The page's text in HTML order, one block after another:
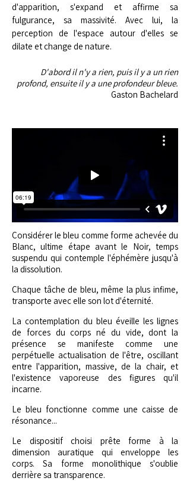
d'apparition, s'expand et affirme sa
fulgurance, sa massivité. Avec lui, la
perception de l'espace autour d'elles se
dilate et change de nature.
D'abord il n'y a rien, puis il y a un rien
profond, ensuite il y a une profondeur bleue.
Gaston Bachelard
Considérer le bleu comme forme achevée du
Blanc, ultime étape avant le Noir, temps
suspendu qui contemple l'éphémère jusqu'à
la dissolution.
Chaque tâche de bleu, même la plus infime,
transporte avec elle son lot d'éternité.
La contemplation du bleu éveille les lignes
de forces du corps né du vide, dont la
présence se manifeste comme une
perpétuelle actualisation de l'être, oscillant
entre l'apparition, massive, de la chair, et
l'existence vaporeuse des figures qu'il
incarne.
Le bleu fonctionne comme une caisse de
résonance...
Le dispositif choisi prête forme à la
dimension auratique qui enveloppe les
corps. Sa forme monolithique s'oublie
derrière sa transparence.